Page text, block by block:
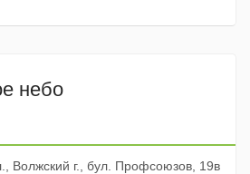
небо
Волжский г., бул. Профсоюзов, 19в